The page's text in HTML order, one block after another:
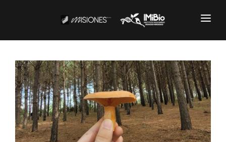
CARTOGRAFÍA
DOCUMENTOS INSTITUCIONALES
EL IMIBIO
NOTICIAS